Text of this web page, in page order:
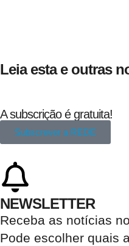
Leia esta e outras
A subscrição é gratuita!
Subscrever a REDE
NEWSLETTER
Receba as notícias
Pode escolher quais